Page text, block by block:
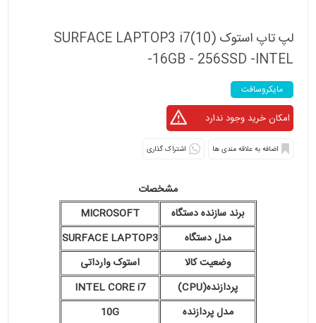
لپ تاپ استوک SURFACE LAPTOP3 i7(10)
-16GB - 256SSD -INTEL
مایکروسافت
اشتراک گذاری
مشخصات
برند سازنده دستگاه
MICROSOFT
مدل دستگاه
SURFACE LAPTOP3
وضعیت کالا
استوک وارداتی
پردازنده(CPU)
INTEL CORE i7
مدل پردازنده
10G